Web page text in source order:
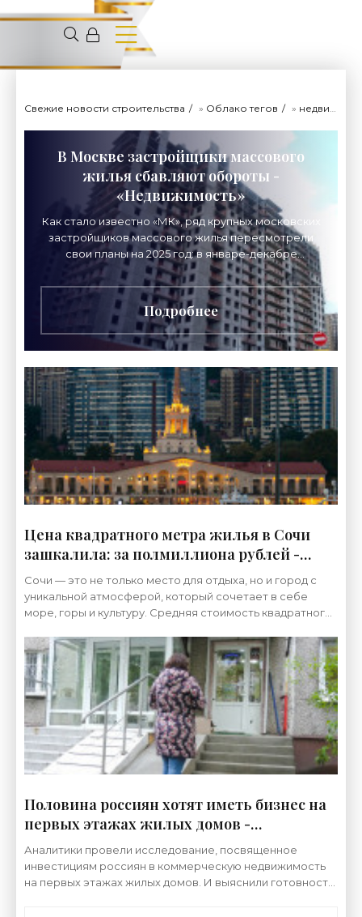
Свежие новости строительства » Облако тегов » недвижимость
В Москве застройщики массового
жилья сбавляют обороты -
«Недвижимость»
Как стало известно «МК», ряд крупных московских
застройщиков массового жилья пересмотрели
свои планы на 2025 год: в январе-декабре
девелоперы планируют в «старой» и Новой
Москве полностью
Подробнее
Цена квадратного метра жилья в Сочи
зашкалила: за полмиллиона рублей -
«Недвижимость»
Сочи — это не только место для отдыха, но и город с
уникальной атмосферой, который сочетает в себе
море, горы и культуру. Средняя стоимость квадратного
Половина россиян хотят иметь бизнес на
первых этажах жилых домов -
«Недвижимость»
Аналитики провели исследование, посвященное
инвестициям россиян в коммерческую недвижимость
на первых этажах жилых домов. И выяснили готовность